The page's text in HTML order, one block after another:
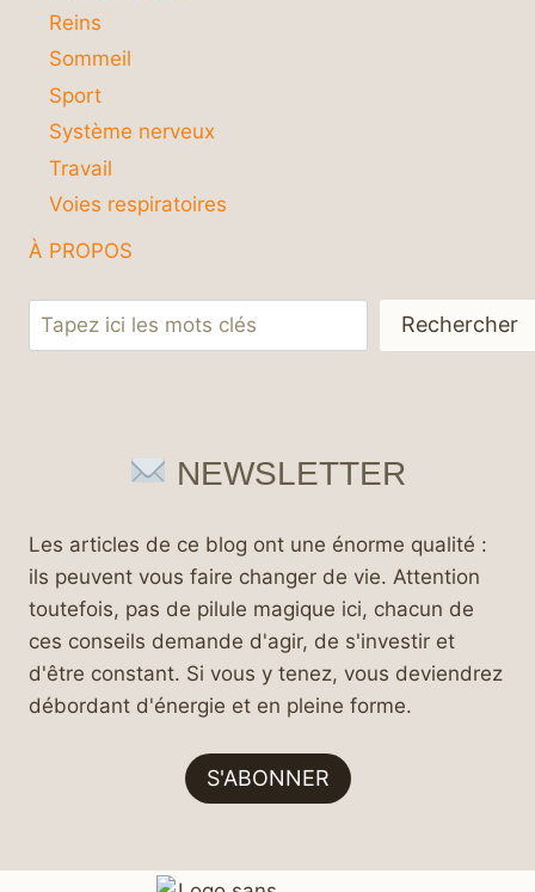
Reins
Sommeil
Sport
Système nerveux
Travail
Voies respiratoires
À PROPOS
Rechercher Rechercher
NEWSLETTER
Les articles de ce blog ont une énorme qualité :
ils peuvent vous faire changer de vie. Attention
toutefois, pas de pilule magique ici, chacun de
ces conseils demande d'agir, de s'investir et
d'être constant. Si vous y tenez, vous deviendrez
débordant d'énergie et en pleine forme.
S'ABONNER